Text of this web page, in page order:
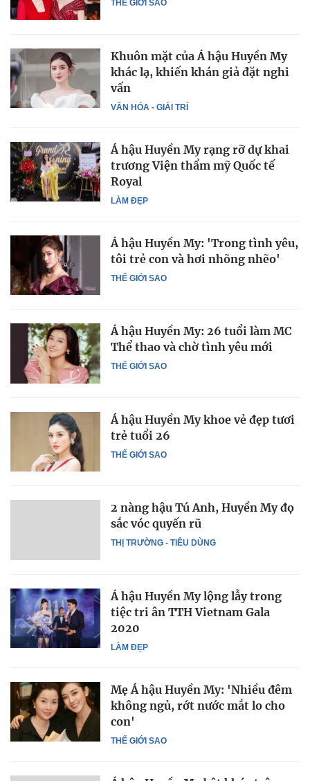
THẾ GIỚI SAO
VĂN HÓA - GIẢI TRÍ
Khuôn mặt của Á hậu Huyền My
khác lạ, khiến khán giả đặt nghi
vấn
LÀM ĐẸP
Á hậu Huyền My rạng rỡ dự khai
trương Viện thẩm mỹ Quốc tế
Royal
THẾ GIỚI SAO
Á hậu Huyền My: 'Trong tình yêu,
tôi trẻ con và hơi nhõng nhẽo'
THẾ GIỚI SAO
Á hậu Huyền My: 26 tuổi làm MC
Thể thao và chờ tình yêu mới
THẾ GIỚI SAO
Á hậu Huyền My khoe vẻ đẹp tươi
trẻ tuổi 26
THỊ TRƯỜNG - TIÊU DÙNG
2 nàng hậu Tú Anh, Huyền My đọ
sắc vóc quyến rũ
LÀM ĐẸP
Á hậu Huyền My lộng lẫy trong
tiệc tri ân TTH Vietnam Gala
2020
THẾ GIỚI SAO
Mẹ Á hậu Huyền My: 'Nhiều đêm
không ngủ, rớt nước mắt lo cho
con'